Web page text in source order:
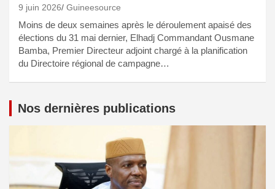
9 juin 2026 Guineesource
Moins de deux semaines après le déroulement apaisé des
élections du 31 mai dernier, Elhadj Commandant Ousmane
Bamba, Premier Directeur adjoint chargé à la planification
du Directoire régional de campagne…
Nos dernières publications